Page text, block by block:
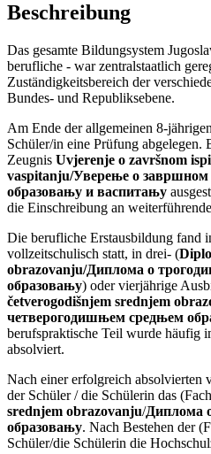
Beschreibung
Das gesamte Bildungsystem
berufliche - war zentralstaatlich
Zuständigkeitsbereich der
Bundes- und Republiksebene.
Am Ende der allgemeinen 8-
Schüler/in eine Prüfung abgelegen.
Zeugnis Uvjerenje o završnom
vaspitanju/Уверење о завршном
образовању и васпитању
die Einschreibung an
Die berufliche Erstausbildung fand
vollzeitschulisch statt, in drei- (
obrazovanju/Диплома о
образовању) oder vierjährige
četverogodišnjem srednjem
четверогодишњем средњем
berufspraktische Teil wurde häufig
absolviert.
Nach einer erfolgreich absolvierten
der Schüler / die Schülerin das
srednjem obrazovanju/Диплома
образовању. Nach Bestehen der
Schüler/die Schülerin die